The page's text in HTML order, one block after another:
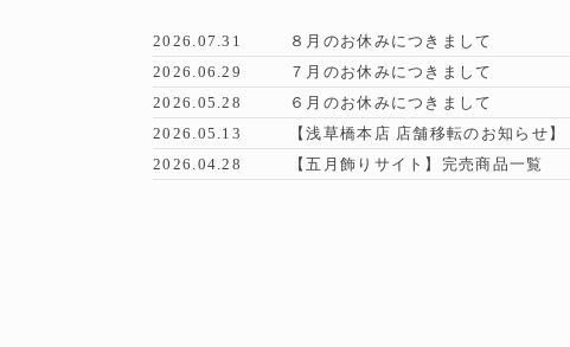
2026.07.31
８月のお休みにつきまして
2026.06.29
７月のお休みにつきまして
2026.05.28
６月のお休みにつきまして
2026.05.13
【浅草橋本店 店舗移転のお知らせ】
2026.04.28
【五月飾りサイト】完売商品一覧